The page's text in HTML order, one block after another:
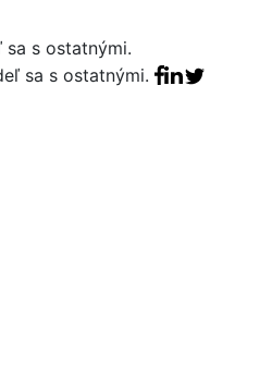
sa s ostatnými.
Facebook
Linkedin
Tweet